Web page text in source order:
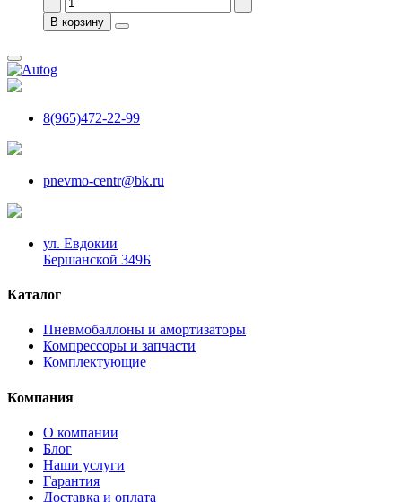
В корзину
8(965)472-22-99
pnevmo-centr@bk.ru
ул. Евдокии
Бершанской 349Б
Каталог
Пневмобаллоны и амортизаторы
Компрессоры и запчасти
Комплектующие
Компания
О компании
Блог
Наши услуги
Гарантия
Доставка и оплата